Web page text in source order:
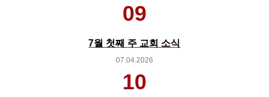
09
7월 첫째 주 교회 소식
07.04.2026
10